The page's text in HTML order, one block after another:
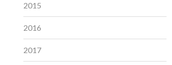
2015
2016
2017